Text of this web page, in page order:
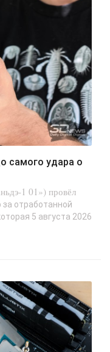
1 01») провёл
отработанной
5 августа 2026